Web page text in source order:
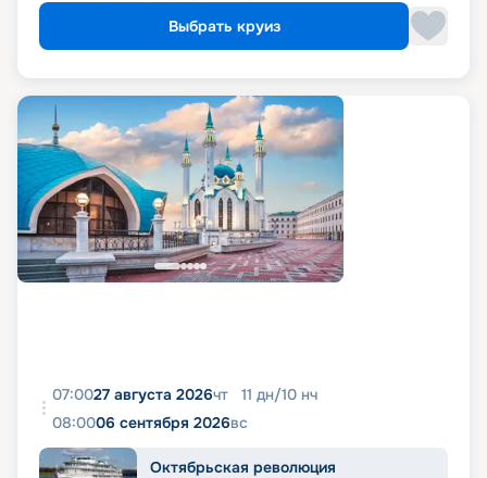
Выбрать круиз
07:0027 августа 2026чт 11 дн/10 нч
08:0006 сентября 2026вс
Октябрьская революция